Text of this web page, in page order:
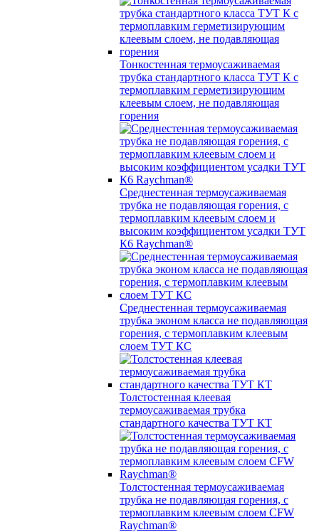
Тонкостенная термоусаживаемая
трубка стандартного класса ТУТ К с
термоплавким герметизирующим
клеевым слоем, не подавляющая
горения
Среднестенная термоусаживаемая
трубка не подавляющая горения, с
термоплавким клеевым слоем и
высоким коэффициентом усадки ТУТ
К6 Raychman®
Среднестенная термоусаживаемая
трубка эконом класса не подавляющая
горения, с термоплавким клеевым
слоем ТУТ КС
Толстостенная клеевая
термоусаживаемая трубка
стандартного качества ТУТ КТ
Толстостенная термоусаживаемая
трубка не подавляющая горения, с
термоплавким клеевым слоем CFW
Raychman®